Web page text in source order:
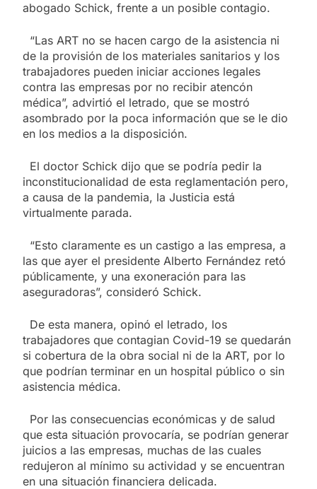
abogado Schick, frente a un posible contagio.
“Las ART no se hacen cargo de la asistencia ni
de la provisión de los materiales sanitarios y los
trabajadores pueden iniciar acciones legales
contra las empresas por no recibir atencón
médica”, advirtió el letrado, que se mostró
asombrado por la poca información que se le dio
en los medios a la disposición.
El doctor Schick dijo que se podría pedir la
inconstitucionalidad de esta reglamentación pero,
a causa de la pandemia, la Justicia está
virtualmente parada.
“Esto claramente es un castigo a las empresa, a
las que ayer el presidente Alberto Fernández retó
públicamente, y una exoneración para las
aseguradoras”, consideró Schick.
De esta manera, opinó el letrado, los
trabajadores que contagian Covid-19 se quedarán
si cobertura de la obra social ni de la ART, por lo
que podrían terminar en un hospital público o sin
asistencia médica.
Por las consecuencias económicas y de salud
que esta situación provocaría, se podrían generar
juicios a las empresas, muchas de las cuales
redujeron al mínimo su actividad y se encuentran
en una situación financiera delicada.